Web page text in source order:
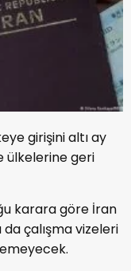
girişini altı ay
ülkelerine geri
karara göre İran
çalışma vizeleri